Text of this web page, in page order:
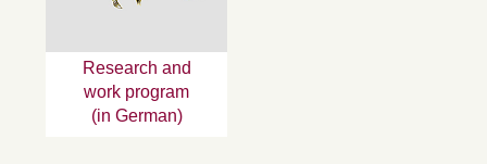
Research and
work program
(in German)